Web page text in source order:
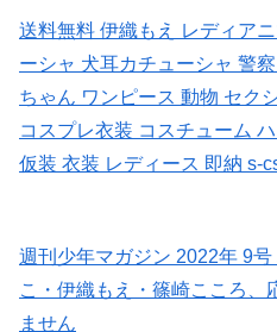
送料無料 伊織もえ レディア
ーシャ 犬耳カチューシャ 警
ちゃん ワンピース 動物 セク
コスプレ衣装 コスチューム
仮装 衣装 レディース 即納 s-
週刊少年マガジン 2022年 9
こ・伊織もえ・篠崎こころ、
ません